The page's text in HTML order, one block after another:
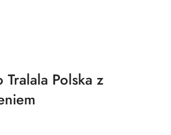
Tralala Polska z